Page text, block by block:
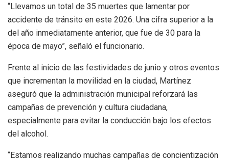
“Llevamos un total de 35 muertes que lamentar por
accidente de tránsito en este 2026. Una cifra superior a la
del año inmediatamente anterior, que fue de 30 para la
época de mayo”, señaló el funcionario.
Frente al inicio de las festividades de junio y otros eventos
que incrementan la movilidad en la ciudad, Martínez
aseguró que la administración municipal reforzará las
campañas de prevención y cultura ciudadana,
especialmente para evitar la conducción bajo los efectos
del alcohol.
“Estamos realizando muchas campañas de concientización